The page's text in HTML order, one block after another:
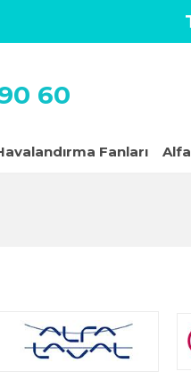
60
Fanları